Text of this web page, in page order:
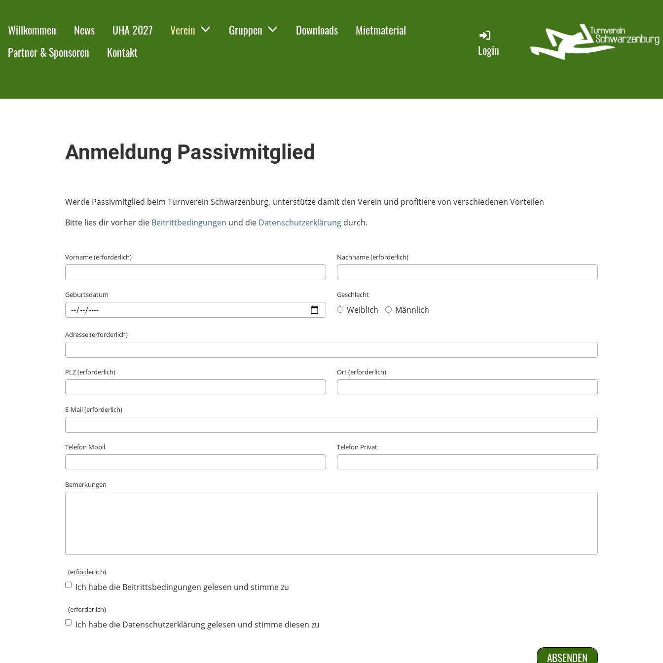
Willkommen News UHA 2027 Verein Gruppen Downloads
Mietmaterial
Partner & Sponsoren
Kontakt Login
Anmeldung Passivmitglied
Werde Passivmitglied beim Turnverein Schwarzenburg, unterstütze damit den Verein und profitiere von verschiedenen Vorteilen
Bitte lies dir vorher die Beitrittbedingungen und die Datenschutzerklärung durch.
Vorname (erforderlich) Nachname (erforderlich)
Geburtsdatum Geschlecht
Weiblich Männlich
Adresse (erforderlich)
PLZ (erforderlich) Ort (erforderlich)
E-Mail (erforderlich)
Telefon Mobil Telefon Privat
Bemerkungen
(erforderlich)
Ich habe die Beitrittsbedingungen gelesen und stimme zu
(erforderlich)
Ich habe die Datenschutzerklärung gelesen und stimme diesen zu